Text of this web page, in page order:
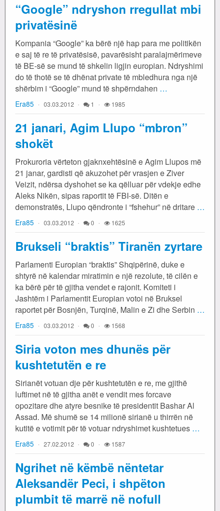
“Google” ndryshon rregullat mbi
privatësinë
Kompania “Google” ka bërë një hap para me politikën
e saj të re të privatësisë, pavarësisht paralajmërimeve
të BE-së se mund të shkelin ligjin europian. Ndryshimi
do të thotë se të dhënat private të mbledhura nga një
shërbim i “Google” mund të shpërndahen …
Era85 03.03.2012 1 1985
21 janari, Agim Llupo “mbron”
shokët
Prokuroria vërteton gjaknxehtësinë e Agim Llupos më
21 janar, gardisti që akuzohet për vrasjen e Ziver
Veizit, ndërsa dyshohet se ka qëlluar për vdekje edhe
Aleks Nikën, sipas raportit të FBI-së. Ditën e
demonstratës, Llupo qëndronte i “fshehur” në dritare …
Era85 03.03.2012 0 1625
Brukseli “braktis” Tiranën zyrtare
Parlamenti Europian “braktis” Shqipërinë, duke e
shtyrë në kalendar miratimin e një rezolute, të cilën e
ka bërë për të gjitha vendet e rajonit. Komiteti i
Jashtëm i Parlamentit Europian votoi në Bruksel
raportet për Bosnjën, Turqinë, Malin e Zi dhe Serbin …
Era85 03.03.2012 0 1568
Siria voton mes dhunës për
kushtetutën e re
Sirianët votuan dje për kushtetutën e re, me gjithë
luftimet në të gjitha anët e vendit mes forcave
opozitare dhe atyre besnike të presidentit Bashar Al
Assad. Më shumë se 14 milionë sirianë u thirrën në
kutitë e votimit për të votuar ndryshimet kushtetues …
Era85 27.02.2012 0 1587
Ngrihet në këmbë nëntetar
Aleksandër Peci, i shpëton
plumbit të marrë në nofull